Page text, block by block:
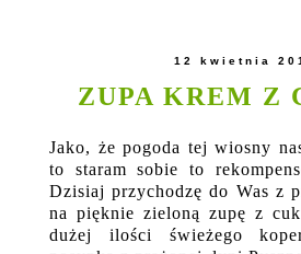
12 kwietnia
ZUPA KREM Z
Jako, że pogoda tej wiosny
to staram sobie to
Dzisiaj przychodzę do Was z
na pięknie zieloną zupę z
dużej ilości świeżego